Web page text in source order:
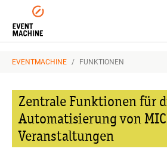
Skip to main navigation
Zum Hauptinhalt springen
Skip to page footer
EVENTMACHINE FUNKTIONEN
Zentrale Funktionen für
Automatisierung von
Veranstaltungen